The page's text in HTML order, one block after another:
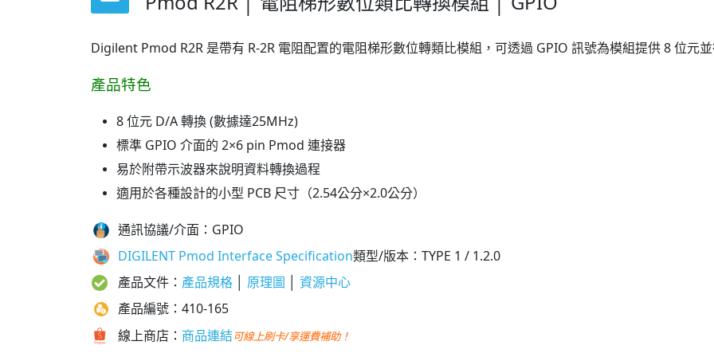
Digilent Pmod R2R 是帶有 R-2R 電阻配置的電阻梯形數位轉類比模組，可透過 GPIO 訊號為模組提供 8 位元並
產品特色
8 位元 D/A 轉換 (數據達25MHz)
標準 GPIO 介面的 2×6 pin Pmod 連接器
易於附帶示波器來說明資料轉換過程
適用於各種設計的小型 PCB 尺寸（2.54公分×2.0公分）
通訊協議/介面：GPIO
DIGILENT Pmod Interface Specification類型/版本 ：TYPE 1 / 1.2.0
產品文件： 產品規格 原理圖
資源中心
產品編號：410-165
線上商店： 商品連結可線上刷卡/享運費補助！